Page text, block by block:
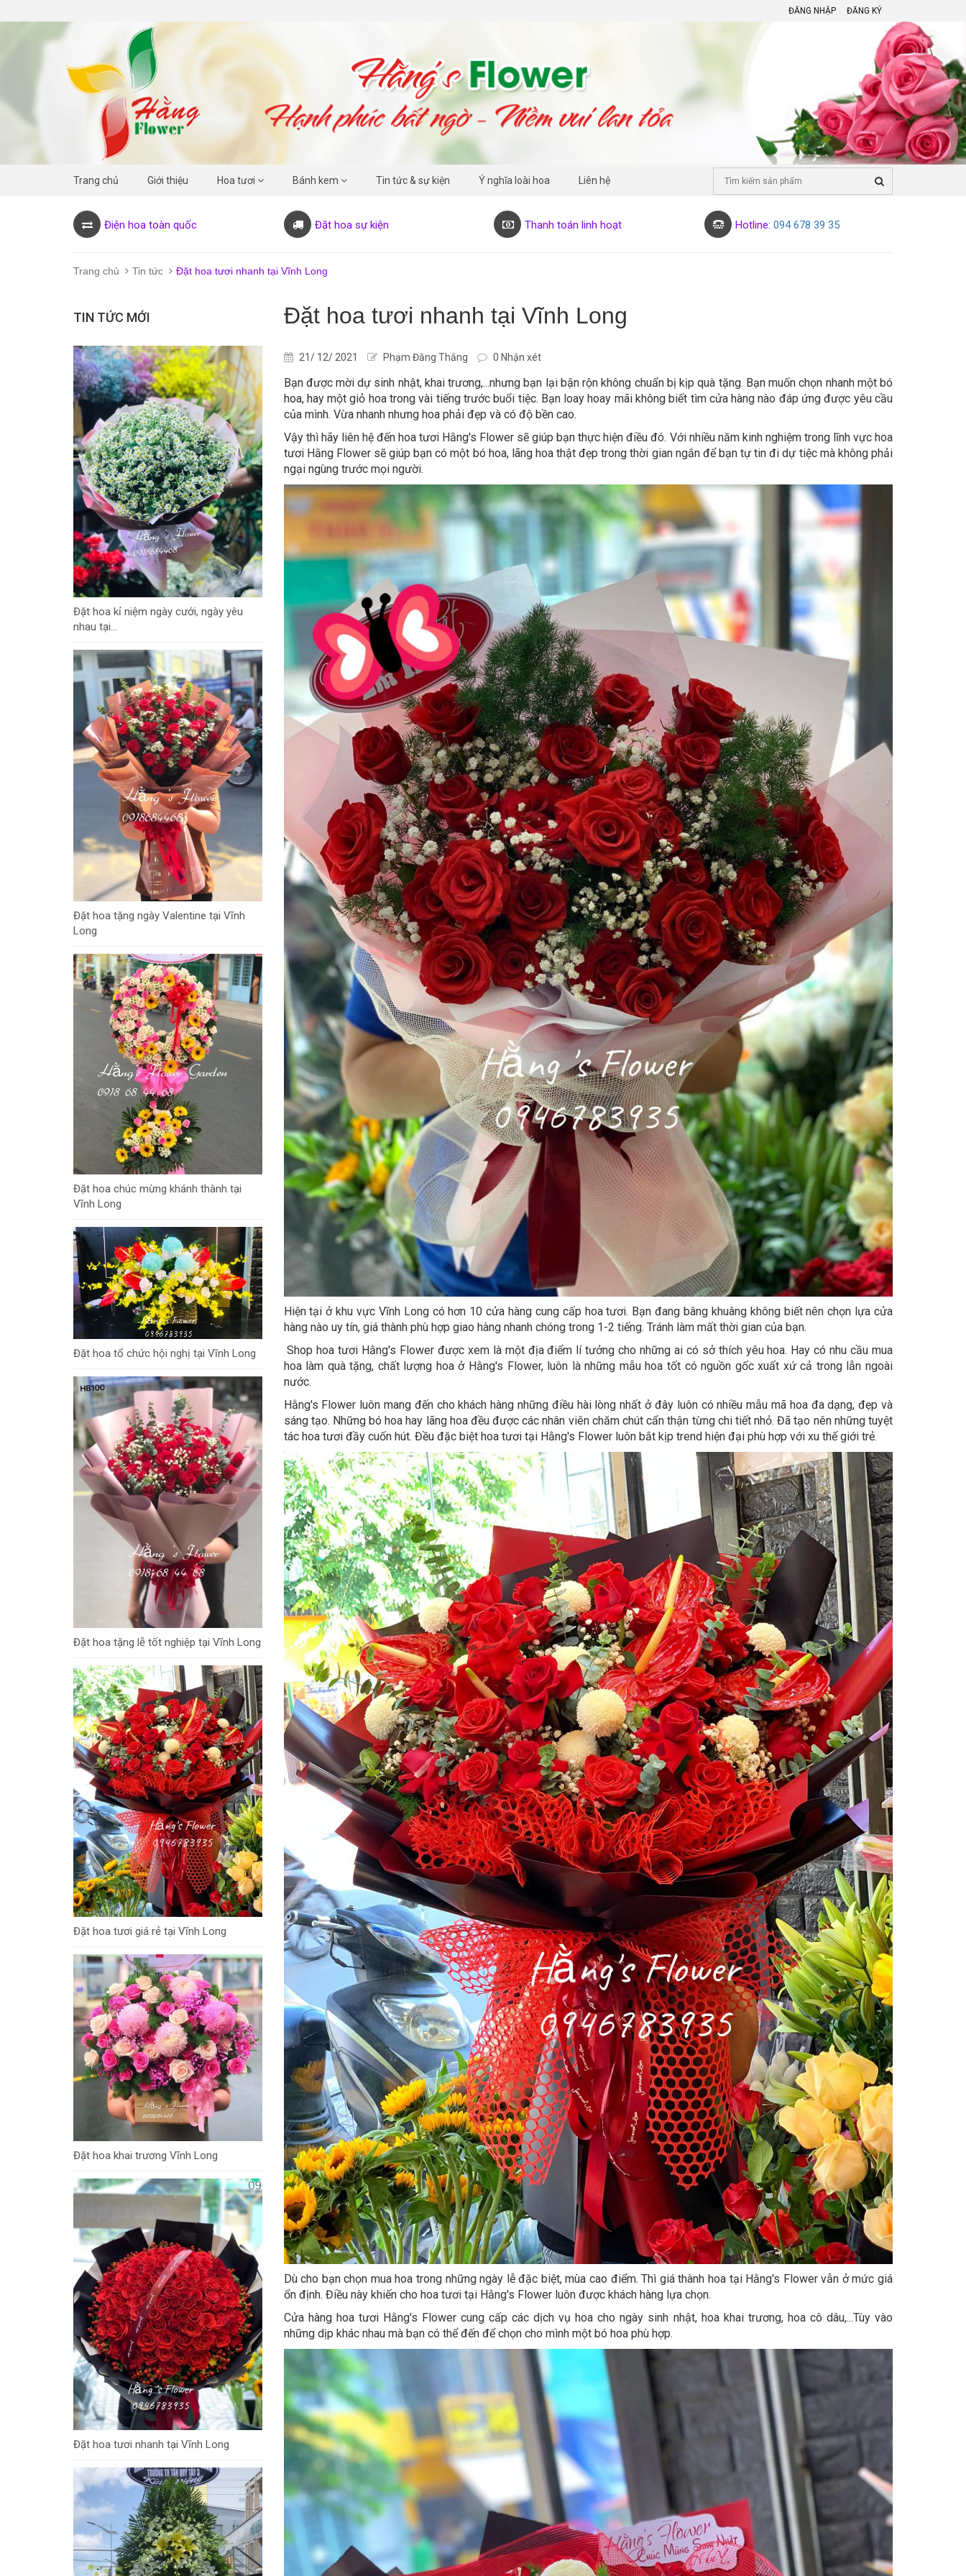
ĐĂNG NHẬP ĐĂNG KÝ
Trang chủ Giới thiệu Hoa tươi Bánh kem Tin tức & sự kiện Ý nghĩa loài hoa Liên hệ
Điện hoa toàn quốc Đặt hoa sự kiện Thanh toán linh hoạt Hotline: 094 678 39 35
Trang chủ Tin tức Đặt hoa tươi nhanh tại Vĩnh Long
TIN TỨC MỚI
Đặt hoa kỉ niệm ngày cưới, ngày yêu
nhau tại...
Đặt hoa tặng ngày Valentine tại Vĩnh
Long
Đặt hoa chúc mừng khánh thành tại
Vĩnh Long
Đặt hoa tổ chức hội nghị tại Vĩnh Long
Đặt hoa tặng lễ tốt nghiệp tại Vĩnh Long
Đặt hoa tươi giá rẻ tại Vĩnh Long
Đặt hoa khai trương Vĩnh Long
Đặt hoa tươi nhanh tại Vĩnh Long
Đặt hoa tươi nhanh tại Vĩnh Long
21/ 12/ 2021 Phạm Đăng Thắng 0 Nhận xét
Bạn được mời dự sinh nhật, khai trương,...nhưng bạn lại bận rộn không chuẩn bị kịp quà tặng. Bạn muốn chọn nhanh một bó
hoa, hay một giỏ hoa trong vài tiếng trước buổi tiệc. Bạn loay hoay mãi không biết tìm cửa hàng nào đáp ứng được yêu cầu
của mình. Vừa nhanh nhưng hoa phải đẹp và có độ bền cao.
Vậy thì hãy liên hệ đến hoa tươi Hằng's Flower sẽ giúp bạn thực hiện điều đó. Với nhiều năm kinh nghiệm trong lĩnh vực hoa
tươi Hằng Flower sẽ giúp bạn có một bó hoa, lãng hoa thật đẹp trong thời gian ngắn để bạn tự tin đi dự tiệc mà không phải
ngại ngùng trước mọi người.
Hiện tại ở khu vực Vĩnh Long có hơn 10 cửa hàng cung cấp hoa tươi. Bạn đang bâng khuâng không biết nên chọn lựa cửa
hàng nào uy tín, giá thành phù hợp giao hàng nhanh chóng trong 1-2 tiếng. Tránh làm mất thời gian của bạn.
Shop hoa tươi Hằng's Flower được xem là một địa điểm lí tưởng cho những ai có sở thích yêu hoa. Hay có nhu cầu mua
hoa làm quà tặng, chất lượng hoa ở Hằng's Flower, luôn là những mẫu hoa tốt có nguồn gốc xuất xứ cả trong lẫn ngoài
nước.
Hằng's Flower luôn mang đến cho khách hàng những điều hài lòng nhất ở đây luôn có nhiều mẫu mã hoa đa dạng, đẹp và
sáng tạo. Những bó hoa hay lãng hoa đều được các nhân viên chăm chút cẩn thận từng chi tiết nhỏ. Đã tạo nên những tuyệt
tác hoa tươi đầy cuốn hút. Đều đặc biệt hoa tươi tại Hằng's Flower luôn bắt kịp trend hiện đại phù hợp với xu thế giới trẻ.
Dù cho bạn chọn mua hoa trong những ngày lễ đặc biệt, mùa cao điểm. Thì giá thành hoa tại Hằng's Flower vẫn ở mức giá
ổn định. Điều này khiến cho hoa tươi tại Hằng's Flower luôn được khách hàng lựa chọn.
Cửa hàng hoa tươi Hằng's Flower cung cấp các dịch vụ hoa cho ngày sinh nhật, hoa khai trương, hoa cô dâu,...Tùy vào
những dịp khác nhau mà bạn có thể đến để chọn cho mình một bó hoa phù hợp.